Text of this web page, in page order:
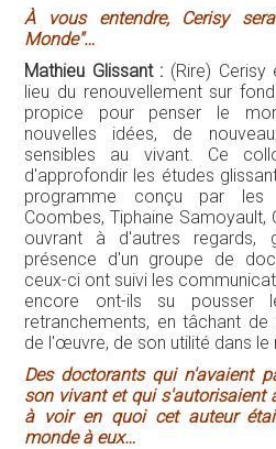
À vous entendre, Cerisy
Monde"…
Mathieu Glissant : (Rire) Cerisy
lieu du renouvellement sur
propice pour penser le
nouvelles idées, de
sensibles au vivant. Ce
d'approfondir les études
programme conçu par les
Coombes, Tiphaine Samoyault,
ouvrant à d'autres regards,
présence d'un groupe de
ceux-ci ont suivi les
encore ont-ils su pousser
retranchements, en tâchant
de l'œuvre, de son utilité dans le
Des doctorants qui n'avaient
son vivant et qui s'autorisaient
à voir en quoi cet auteur
monde à eux…